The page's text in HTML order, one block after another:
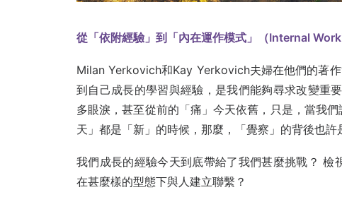
從「依附經驗」到「內在運作模式」（Internal
Milan Yerkovich和Kay Yerkovich夫婦在他們的著
到自己成長的學習與經驗，是我們能夠尋求改變重
多眼淚，甚至從前的「痛」今天依舊，只是，當我
天」都是「新」的時候，那麼，「覺察」的背後也許
我們成長的經驗今天到底帶給了我們甚麼挑戰？
在甚麼樣的型態下與人建立聯繫？